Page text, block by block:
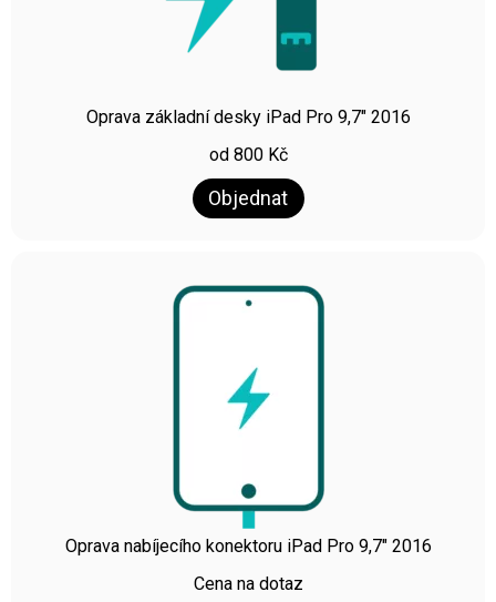
Oprava základní desky iPad Pro 9,7″ 2016
od 800 Kč
Objednat
Oprava nabíjecího konektoru iPad Pro 9,7″ 2016
Cena na dotaz